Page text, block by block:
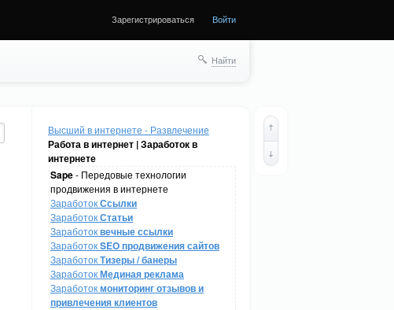
Зарегистрироваться Войти
Найти
Высший в интернете - Развлечение
Работа в интернет | Заработок в
интернете
Sape- Передовые технологии
продвижения в интернете
ЗаработокСсылки
ЗаработокСтатьи
Заработоквечные ссылки
ЗаработокSEO продвижения сайтов
ЗаработокТизеры / банеры
ЗаработокМединая реклама
Заработокмониторинг отзывов и
привлечения клиентов